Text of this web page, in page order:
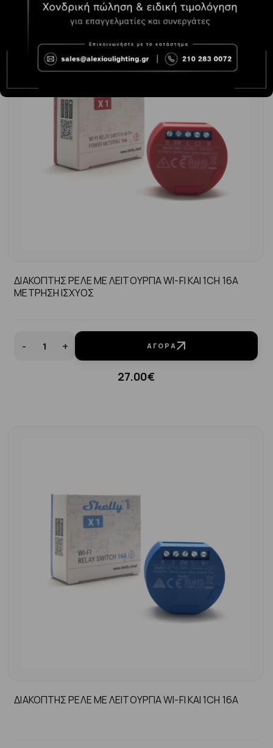
ΔΙΑΚΟΠΤΗΣ ΡΕΛΕ ΜΕ ΛΕΙΤΟΥΡΓΙΑ WI-FI KAI 1CH 16A
ΜΕΤΡΗΣΗ ΙΣΧΥΟΣ
- + ΑΓΟΡΆ
27.00€
ΔΙΑΚΟΠΤΗΣ ΡΕΛΕ ΜΕ ΛΕΙΤΟΥΡΓΙΑ WI-FI KAI 1CH 16A